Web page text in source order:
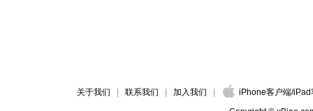
关于我们 联系我们 加入我们 iPhone客户端/iPad